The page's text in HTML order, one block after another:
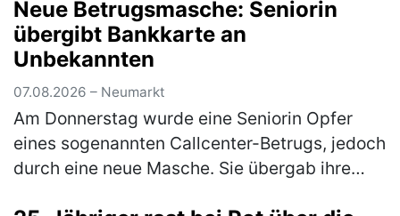
Neue Betrugsmasche: Seniorin
übergibt Bankkarte an
Unbekannten
07.08.2026 – Neumarkt
Am Donnerstag wurde eine Seniorin Opfer
eines sogenannten Callcenter-Betrugs, jedoch
durch eine neue Masche. Sie übergab ihre